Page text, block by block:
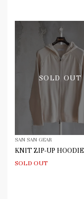
SOLD OUT
SAN SAN GEAR
KNIT ZIP-UP HOODIE
SOLD OUT